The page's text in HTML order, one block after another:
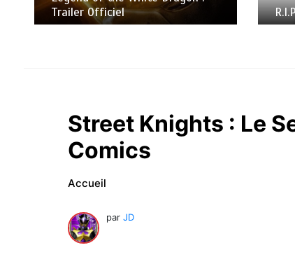
R.I.P. Hikaru Kurosaki
Street Knights : Le
Comics
Accueil
par JD